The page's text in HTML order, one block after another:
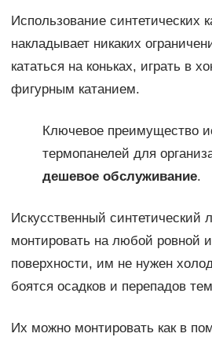
Использование синтетических
накладывает никаких
кататься на коньках, играть в
фигурным катанием.
Ключевое преимущество
термопанелей для
дешевое обслуживание.
Искусственный синтетический
монтировать на любой ровной
поверхности, им не нужен
боятся осадков и перепадов
Их можно монтировать как в